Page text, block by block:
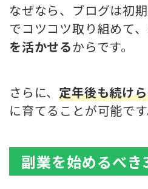
なぜなら、ブログは初
でコツコツ取り組めて、
を活かせるからです。
さらに、定年後も続け
に育てることが可能です
副業を始めるべき